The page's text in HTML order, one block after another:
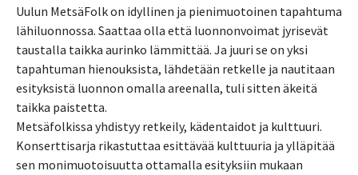
Uulun MetsäFolk on idyllinen ja pienimuotoinen tapahtuma
lähiluonnossa. Saattaa olla että luonnonvoimat jyrisevät
taustalla taikka aurinko lämmittää. Ja juuri se on yksi
tapahtuman hienouksista, lähdetään retkelle ja nautitaan
esityksistä luonnon omalla areenalla, tuli sitten äkeitä
taikka paistetta.
Metsäfolkissa yhdistyy retkeily, kädentaidot ja kulttuuri.
Konserttisarja rikastuttaa esittävää kulttuuria ja ylläpitää
sen monimuotoisuutta ottamalla esityksiin mukaan